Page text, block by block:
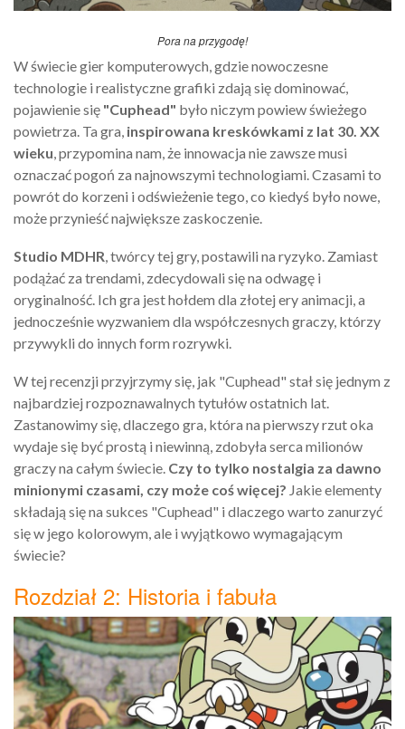
Pora na przygodę!
W świecie gier komputerowych, gdzie nowoczesne
technologie i realistyczne grafiki zdają się dominować,
pojawienie się "Cuphead" było niczym powiew świeżego
powietrza. Ta gra, inspirowana kreskówkami z lat 30. XX
wieku, przypomina nam, że innowacja nie zawsze musi
oznaczać pogoń za najnowszymi technologiami. Czasami to
powrót do korzeni i odświeżenie tego, co kiedyś było nowe,
może przynieść największe zaskoczenie.
Studio MDHR, twórcy tej gry, postawili na ryzyko. Zamiast
podążać za trendami, zdecydowali się na odwagę i
oryginalność. Ich gra jest hołdem dla złotej ery animacji, a
jednocześnie wyzwaniem dla współczesnych graczy, którzy
przywykli do innych form rozrywki.
W tej recenzji przyjrzymy się, jak "Cuphead" stał się jednym z
najbardziej rozpoznawalnych tytułów ostatnich lat.
Zastanowimy się, dlaczego gra, która na pierwszy rzut oka
wydaje się być prostą i niewinną, zdobyła serca milionów
graczy na całym świecie. Czy to tylko nostalgia za dawno
minionymi czasami, czy może coś więcej? Jakie elementy
składają się na sukces "Cuphead" i dlaczego warto zanurzyć
się w jego kolorowym, ale i wyjątkowo wymagającym
świecie?
Rozdział 2: Historia i fabuła